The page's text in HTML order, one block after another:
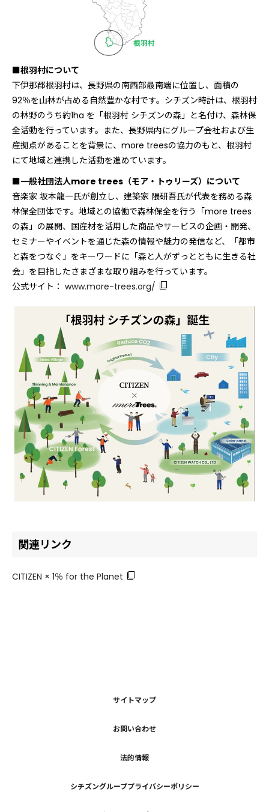
■根羽村について
下伊那郡根羽村は、長野県の南西部最南端に位置し、面積の
92％を山林が占める自然豊かな村です。シチズン時計は、根羽村
の林野のうち約1ha を「根羽村 シチズンの森」と名付け、森林保
全活動を行っています。また、長野県内にグループ会社および生
産拠点があることを背景に、more treesの協力のもと、根羽村
にて地域と連携した活動を進めています。
■一般社団法人more trees（モア・トゥリーズ）について
音楽家 坂本龍一氏が創立し、建築家 隈研吾氏が代表を務める森
林保全団体です。地域との協働で森林保全を行う「more trees
の森」の展開、国産材を活用した商品やサービスの企画・開発、
セミナーやイベントを通じた森の情報や魅力の発信など、「都市
と森をつなぐ」をキーワードに「森と人がずっとともに生きる社
会」を目指したさまざまな取り組みを行っています。
公式サイト： www.more-trees.org/
関連リンク
CITIZEN × 1％ for the Planet
サイトマップ
お問い合わせ
法的情報
シチズングループプライバシーポリシー